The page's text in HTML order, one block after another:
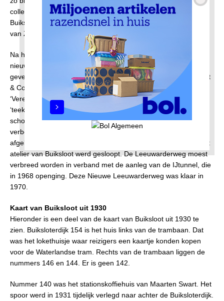
collectie: 190 prentbriefkaarten van Amsterdam; 154 van
Buiksloot; 24 van Broek in Waterland; 9 van Durgerdam en 7
van Zunderdorp.
Na het vertrek van Schalekamp in 1926 heeft het atelier een
nieuwe bestemming gekregen. In 1928 is op huisnummer 130
gevestigd de N.V. Dames en Kinderconfectiefabriek gebrs. Kieft
& Co. Een jaar later heeft de fabriek plaatsgemaakt voor de
‘Vereeniging voor Vakonderwijs benoorden het IJ’, dat er een
‘teekenschool’ heeft gehuisvest. Het atelier werd verbouwd tot
school: er werden lokalen afgescheiden en in 1930 was de
verbouwing klaar. In 1965 is een deel van het Oosteinde
afgebroken, van Buiksloterdijk nummer 136 tot en met 112. Het
atelier van Buiksloot werd gesloopt. De Leeuwarderweg moest
verbreed worden in verband met de aanleg van de IJtunnel, die
in 1968 openging. Deze Nieuwe Leeuwarderweg was klaar in
1970.
Kaart van Buiksloot uit 1930
Hieronder is een deel van de kaart van Buiksloot uit 1930 te
zien. Buiksloterdijk 154 is het huis links van de trambaan. Dat
was het lokethuisje waar reizigers een kaartje konden kopen
voor de Waterlandse tram. Rechts van de trambaan liggen de
nummers 146 en 144. Er is geen 142.
Nummer 140 was het stationskoffiehuis van Maarten Swart. Het
spoor werd in 1931 tijdelijk verlegd naar achter de Buiksloterdijk.